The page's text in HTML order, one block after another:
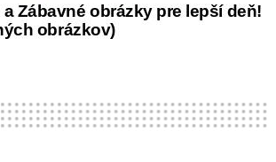
a Zábavné obrázky pre lepší deň!
obrázkov)